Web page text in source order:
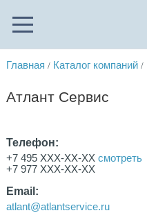
Главная / Каталог компаний /
Атлант Сервис
Телефон:
+7 495 XXX-XX-XX
+7 977 XXX-XX-XX
смотреть
Email:
atlant@atlantservice.ru